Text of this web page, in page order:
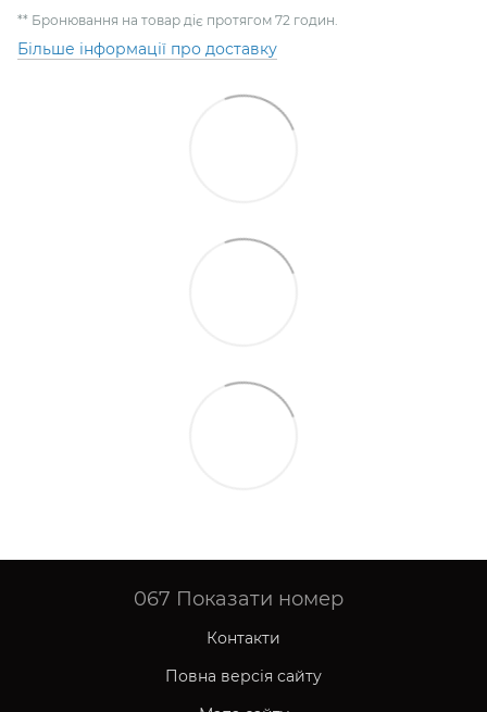
** Бронювання на товар діє протягом 72 годин.
Більше інформації про доставку
067 Показати номер
Контакти
Повна версія сайту